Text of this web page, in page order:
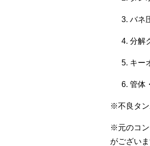
バネ
分解
キー
管体
※不良タン
※元のコン
がござい